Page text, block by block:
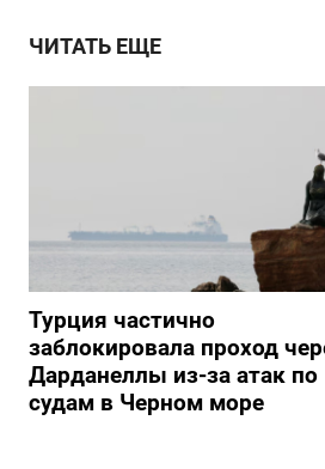
ЧИТАТЬ ЕЩЕ
Турция частично
заблокировала проход
Дарданеллы из-за атак по
судам в Черном море